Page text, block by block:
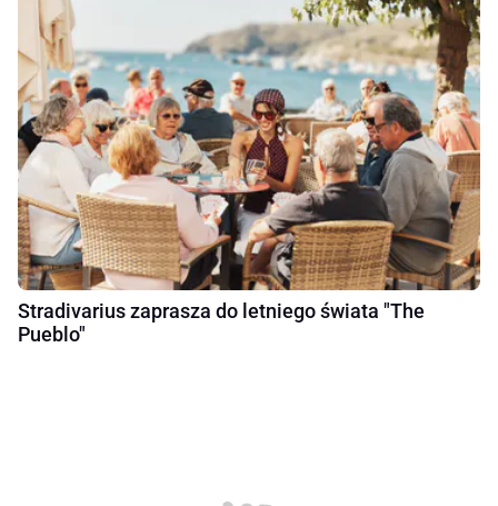
Stradivarius zaprasza do letniego świata "The
Pueblo"